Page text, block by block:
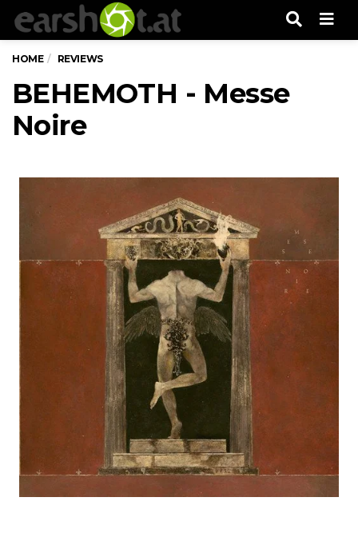
HOME REVIEWS
BEHEMOTH - Messe
Noire